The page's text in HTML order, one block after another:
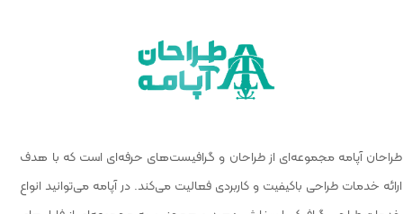
گرافیست‌های حرفه‌ای است که با هدف
می‌کند. در آپامه می‌توانید انواع